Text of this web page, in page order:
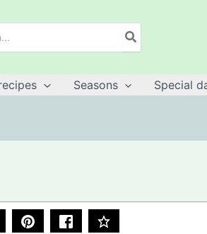
Seasons Special